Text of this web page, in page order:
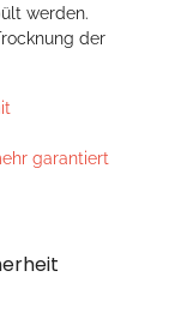
werden.
der
garantiert